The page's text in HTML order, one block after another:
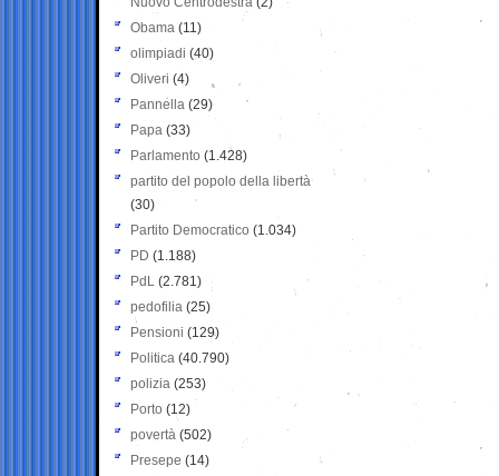
Obama (11)
olimpiadi (40)
Oliveri (4)
Pannella (29)
Papa (33)
Parlamento (1.428)
partito del popolo della libertà
(30)
Partito Democratico (1.034)
PD (1.188)
PdL (2.781)
pedofilia (25)
Pensioni (129)
Politica (40.790)
polizia (253)
Porto (12)
povertà (502)
Presepe (14)